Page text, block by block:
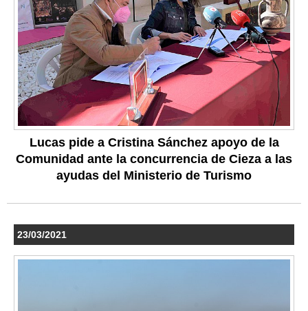
Lucas pide a Cristina Sánchez apoyo de la
Comunidad ante la concurrencia de Cieza a las
ayudas del Ministerio de Turismo
23/03/2021